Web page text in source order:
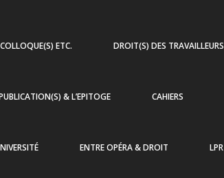
COLLOQUE(S) ETC. DROIT(S) DES TRAVAILLEURS
& L’EPITOGE CAHIERS
ENTRE OPÉRA & DROIT LPR